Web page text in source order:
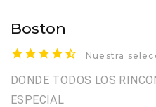
Boston
Nuestra
DONDE TODOS LOS
ESPECIAL